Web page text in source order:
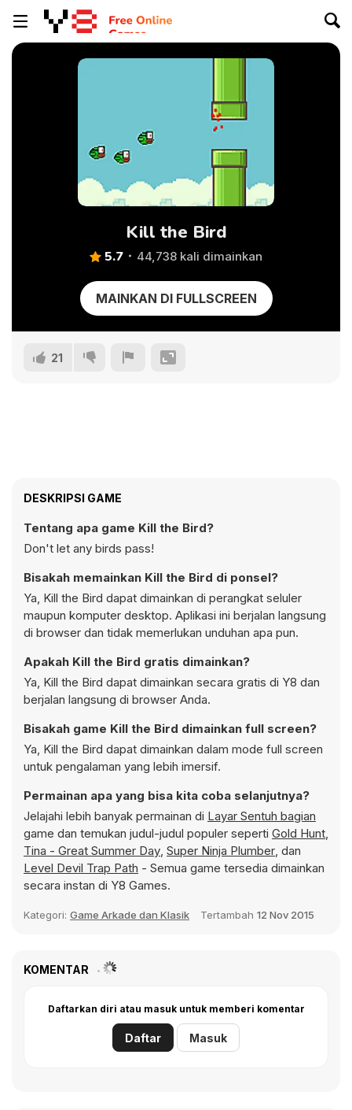
Kill the Bird
5.7 44,738 kali dimainkan
MAINKAN DI FULLSCREEN
21
DESKRIPSI GAME
Tentang apa game Kill the Bird?
Don't let any birds pass!
Bisakah memainkan Kill the Bird di ponsel?
Ya, Kill the Bird dapat dimainkan di perangkat seluler
maupun komputer desktop. Aplikasi ini berjalan langsung
di browser dan tidak memerlukan unduhan apa pun.
Apakah Kill the Bird gratis dimainkan?
Ya, Kill the Bird dapat dimainkan secara gratis di Y8 dan
berjalan langsung di browser Anda.
Bisakah game Kill the Bird dimainkan full screen?
Ya, Kill the Bird dapat dimainkan dalam mode full screen
untuk pengalaman yang lebih imersif.
Permainan apa yang bisa kita coba selanjutnya?
Jelajahi lebih banyak permainan di Layar Sentuh bagian
game dan temukan judul-judul populer seperti Gold Hunt,
Tina - Great Summer Day, Super Ninja Plumber, dan
Level Devil Trap Path - Semua game tersedia dimainkan
secara instan di Y8 Games.
Kategori: Game Arkade dan Klasik Tertambah 12 Nov 2015
KOMENTAR
Daftarkan diri atau masuk untuk memberi komentar
Daftar Masuk